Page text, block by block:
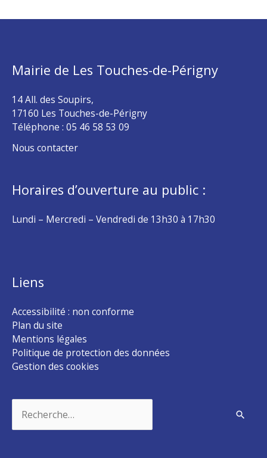
Mairie de Les Touches-de-Périgny
14 All. des Soupirs,
17160 Les Touches-de-Périgny
Téléphone : 05 46 58 53 09
Nous contacter
Horaires d’ouverture au public :
Lundi – Mercredi – Vendredi de 13h30 à 17h30
Liens
Accessibilité : non conforme
Plan du site
Mentions légales
Politique de protection des données
Gestion des cookies